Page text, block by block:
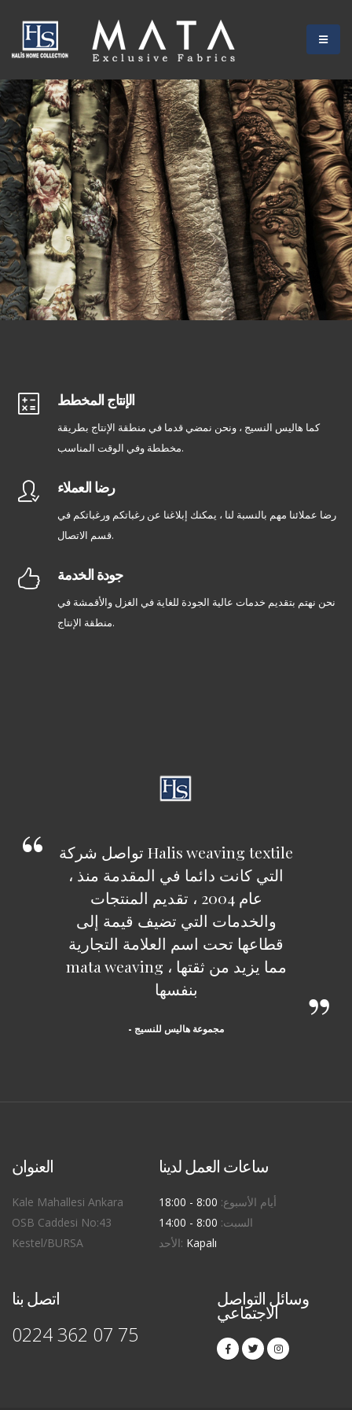
الإنتاج المخطط
كما هاليس النسيج ، ونحن نمضي قدما في منطقة الإنتاج بطريقة
مخططة وفي الوقت المناسب.
رضا العملاء
رضا عملائنا مهم بالنسبة لنا ، يمكنك إبلاغنا عن رغباتكم ورغباتكم في
قسم الاتصال.
جودة الخدمة
نحن نهتم بتقديم خدمات عالية الجودة للغاية في الغزل والأقمشة في
منطقة الإنتاج.
تواصل شركة Halis weaving textile
، التي كانت دائما في المقدمة منذ
عام 2004 ، تقديم المنتجات
والخدمات التي تضيف قيمة إلى
قطاعها تحت اسم العلامة التجارية
mata weaving ، مما يزيد من ثقتها
بنفسها
- مجموعة هاليس للنسيج
العنوان
Kale Mahallesi Ankara
OSB Caddesi No:43
Kestel/BURSA
ساعات العمل لدينا
أيام الأسبوع: 8:00 - 18:00
السبت: 8:00 - 14:00
الأحد: Kapalı
اتصل بنا
0224 362 07 75
وسائل التواصل
الاجتماعي